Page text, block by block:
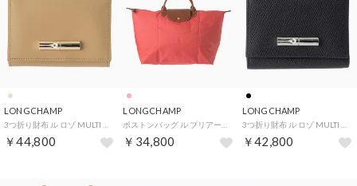
LONGCHAMP
￥44,800
LONGCHAMP
￥34,800
LONGCHAMP
￥42,800